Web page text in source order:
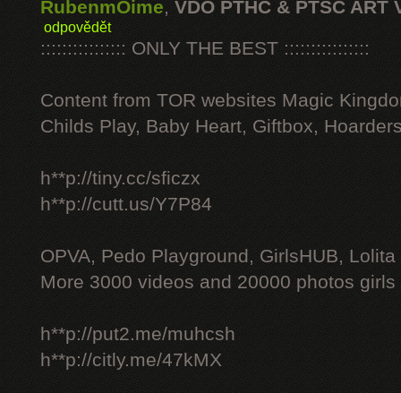
RubenmOime, VDO PTHC & PTSC ART
odpovědět
:::::::::::::::: ONLY THE BEST ::::::::::::::::
Content from TOR websites Magic
Childs Play, Baby Heart, Giftbox,
h**p://tiny.cc/sficzx
h**p://cutt.us/Y7P84
OPVA, Pedo Playground, GirlsHUB, Lolita
More 3000 videos and 20000 photos
h**p://put2.me/muhcsh
h**p://citly.me/47kMX